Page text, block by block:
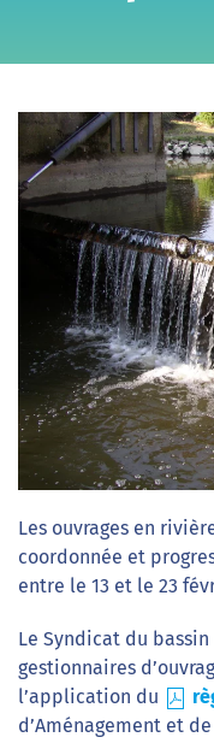
Les ouvrages en
coordonnée et
entre le 13 et le 23
Le Syndicat du
gestionnaires
l’application du
d’Aménagement et